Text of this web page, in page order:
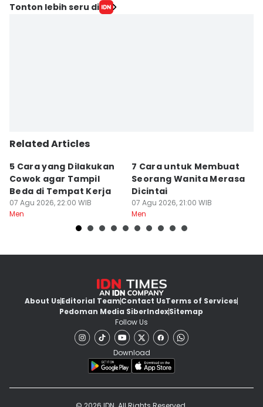
Tonton lebih seru di
Related Articles
5 Cara yang Dilakukan
Cowok agar Tampil
Beda di Tempat Kerja
07 Agu 2026, 22:00 WIB
Men
7 Cara untuk Membuat
Seorang Wanita Merasa
Dicintai
07 Agu 2026, 21:00 WIB
Men
About UsEditorial TeamContact UsTerms of Services
Pedoman Media SiberIndexSitemap
Follow Us
Download